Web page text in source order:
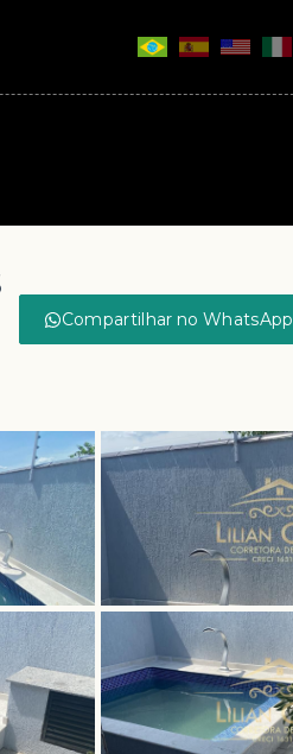
Compartilhar no WhatsApp